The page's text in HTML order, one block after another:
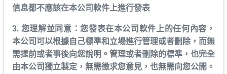
信息都不應該在本公司軟件上進行發表
3. 您理解並同意：您發表在本公司軟件上的任何內容，
本公司可以根據自己標準和立場進行管理或者刪除，而無
需提前或者事後向您說明。管理或者刪除的標準，也完全
由本公司獨立製定，無需徵求您意見，也無需向您公開。